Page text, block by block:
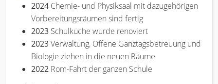
2024 Chemie- und Physiksaal mit dazugehörigen
Vorbereitungsräumen sind fertig
2023 Schulküche wurde renoviert
2023Verwaltung, Offene Ganztagsbetreuung und
Biologie ziehen in die neuen Räume
2022 Rom-Fahrt der ganzen Schule